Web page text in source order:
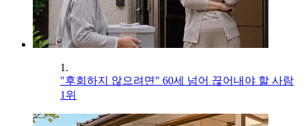
1.
"후회하지 않으려면" 60세 넘어 끊어내야 할 사람
1위